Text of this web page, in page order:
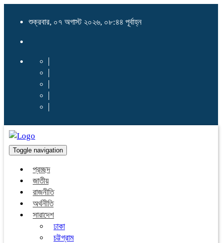
শুক্রবার, ০৭ অগাস্ট ২০২৬, ০৮:৪৪ পূর্বাহ্ন
Toggle navigation
প্রচ্ছদ
জাতীয়
রাজনীতি
অর্থনীতি
সারাদেশ
ঢাকা
চট্টগ্রাম